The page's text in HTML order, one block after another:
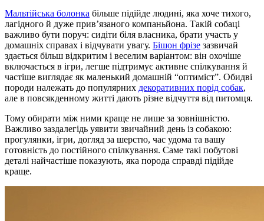
Мальтійська болонка більше підійде людині, яка хоче тихого,
лагідного й дуже прив’язаного компаньйона. Такій собаці
важливо бути поруч: сидіти біля власника, брати участь у
домашніх справах і відчувати увагу. Бішон фрізе зазвичай
здається більш відкритим і веселим варіантом: він охочіше
включається в ігри, легше підтримує активне спілкування й
частіше виглядає як маленький домашній “оптиміст”. Обидві
породи належать до популярних декоративних порід собак,
але в повсякденному житті дають різне відчуття від питомця.
Тому обирати між ними краще не лише за зовнішністю.
Важливо заздалегідь уявити звичайний день із собакою:
прогулянки, ігри, догляд за шерстю, час удома та вашу
готовність до постійного спілкування. Саме такі побутові
деталі найчастіше показують, яка порода справді підійде
краще.